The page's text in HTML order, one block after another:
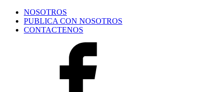
NOSOTROS
PUBLICA CON NOSOTROS
CONTACTENOS